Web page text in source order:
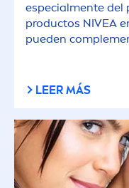
especialmente del
productos NIVEA
pueden comple
LEER MÁS